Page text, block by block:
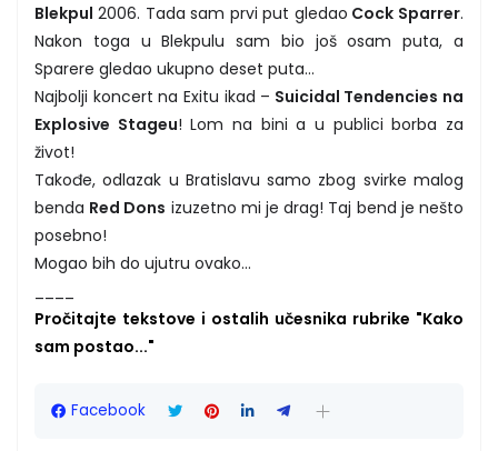
Blekpul 2006. Tada sam prvi put gledao Cock Sparrer.
Nakon toga u Blekpulu sam bio još osam puta, a
Sparere gledao ukupno deset puta...
Najbolji koncert na Exitu ikad – Suicidal Tendencies na
Explosive Stageu! Lom na bini a u publici borba za
život!
Takođe, odlazak u Bratislavu samo zbog svirke malog
benda Red Dons izuzetno mi je drag! Taj bend je nešto
posebno!
Mogao bih do ujutru ovako...
Pročitajte tekstove i ostalih učesnika rubrike "Kako
sam postao..."
Facebook